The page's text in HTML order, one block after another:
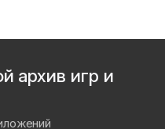
архив игр и